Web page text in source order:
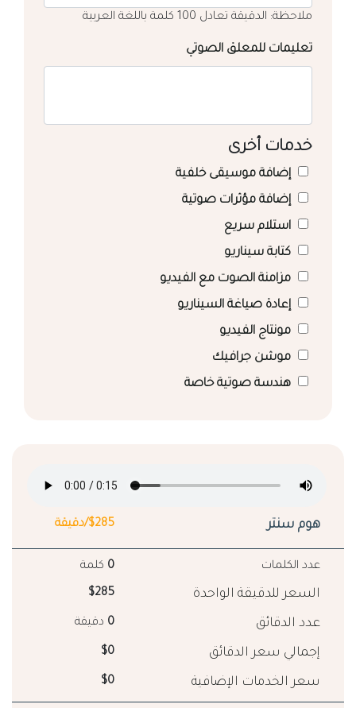
ملاحظة: الدقيقة تعادل 100 كلمة باللغة العربية
تعليمات للمعلق الصوتي
خدمات أخرى
إضافة موسيقى خلفية
إضافة مؤثرات صوتية
استلام سريع
كتابة سيناريو
مزامنة الصوت مع الفيديو
إعادة صياغة السيناريو
مونتاج الفيديو
موشن جرافيك
هندسة صوتية خاصة
هوم سنتر $285/دقيقة
عدد الكلمات 0 كلمة
السعر للدقيقة الواحدة $285
عدد الدقائق 0 دقيقة
إجمالي سعر الدقائق $0
سعر الخدمات الإضافية $0